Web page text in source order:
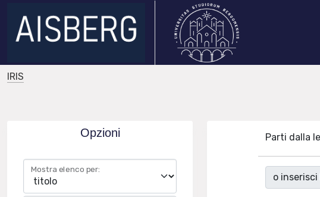
IRIS
Opzioni
Mostra elenco per:
Parti dalla
o